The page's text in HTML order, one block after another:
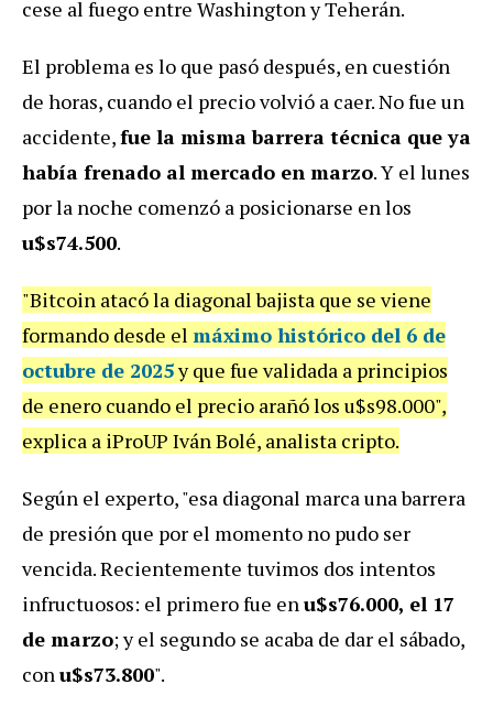
cese al fuego entre Washington y Teherán.
El problema es lo que pasó después, en cuestión
de horas, cuando el precio volvió a caer. No fue un
accidente,fue la misma barrera técnica que ya
había frenado al mercado en marzo. Y el lunes
por la noche comenzó a posicionarse en los
u$s74.500.
"Bitcoin atacó la diagonal bajista que se viene
formando desde el máximo histórico del 6 de
octubre de 2025y que fue validada a principios
de enero cuando el precio arañó los u$s98.000",
explica a iProUP Iván Bolé, analista cripto.
Según el experto, "esa diagonal marca una barrera
de presión que por el momento no pudo ser
vencida. Recientemente tuvimos dos intentos
infructuosos: el primero fue enu$s76.000, el 17
de marzo; y el segundo se acaba de dar el sábado,
conu$s73.800".